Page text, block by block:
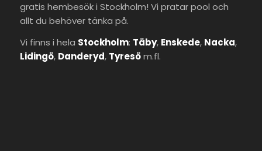
gratis hembesök i Stockholm! Vi pratar pool och
allt du behöver tänka på.
Vi finns i hela Stockholm: Täby, Enskede, Nacka,
Lidingö, Danderyd, Tyresöm.fl.